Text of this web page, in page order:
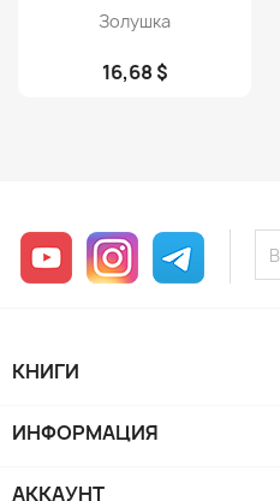
Просмотр
Золушка
16,68 $
YouTube InstagramTelegram
КНИГИ
ИНФОРМАЦИЯ
АККАУНТ